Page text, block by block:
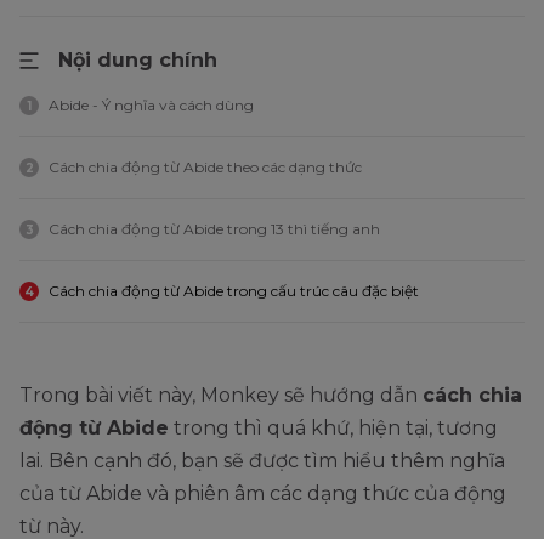
Nội dung chính
1 Abide - Ý nghĩa và cách dùng
2 Cách chia động từ Abide theo các dạng thức
3 Cách chia động từ Abide trong 13 thì tiếng anh
4 Cách chia động từ Abide trong cấu trúc câu đặc biệt
Trong bài viết này, Monkey sẽ hướng dẫn cách chia
động từ Abide trong thì quá khứ, hiện tại, tương
lai. Bên cạnh đó, bạn sẽ được tìm hiểu thêm nghĩa
của từ Abide và phiên âm các dạng thức của động
từ này.